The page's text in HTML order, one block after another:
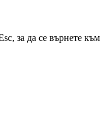
за да се върнете към